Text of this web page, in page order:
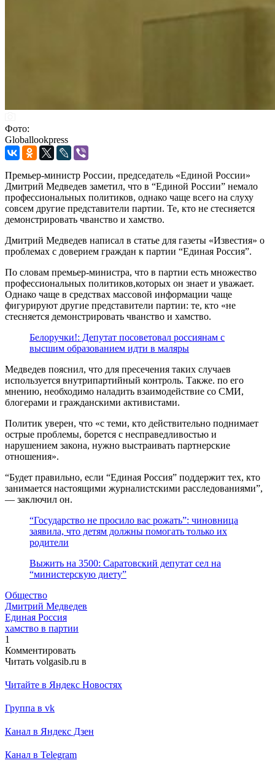
Фото:
Globallookpress
Премьер-министр России, председатель «Единой России»
Дмитрий Медведев заметил, что в “Единой России” немало
профессиональных политиков, однако чаще всего на слуху
совсем другие представители партии. Те, кто не стесняется
демонстрировать чванство и хамство.
Дмитрий Медведев написал в статье для газеты «Известия» о
проблемах с доверием граждан к партии “Единая Россия”.
По словам премьер-министра, что в партии есть множество
профессиональных политиков,которых он знает и уважает.
Однако чаще в средствах массовой информации чаще
фигурируют другие представители партии: те, кто «не
стесняется демонстрировать чванство и хамство.
Белоручки!: Депутат посоветовал россиянам с
высшим образованием идти в маляры
Медведев пояснил, что для пресечения таких случаев
используется внутрипартийный контроль. Также. по его
мнению, необходимо наладить взаимодействие со СМИ,
блогерами и гражданскими активистами.
Политик уверен, что «с теми, кто действительно поднимает
острые проблемы, борется с несправедливостью и
нарушением закона, нужно выстраивать партнерские
отношения».
“Будет правильно, если “Единая Россия” поддержит тех, кто
занимается настоящими журналистскими расследованиями”,
— заключил он.
“Государство не просило вас рожать”: чиновница
заявила, что детям должны помогать только их
родители
Выжить на 3500: Саратовский депутат сел на
“министерскую диету”
Общество
Дмитрий Медведев
Единая Россия
хамство в партии
1
Комментировать
Читать volgasib.ru в
Читайте в Яндекс Новостях
Группа в vk
Канал в Яндекс Дзен
Канал в Telegram